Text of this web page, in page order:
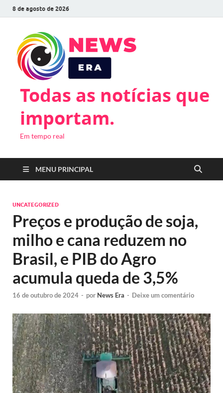
8 de agosto de 2026
Todas as notícias que
importam.
Em tempo real
MENU PRINCIPAL
UNCATEGORIZED
Preços e produção de soja,
milho e cana reduzem no
Brasil, e PIB do Agro
acumula queda de 3,5%
16 de outubro de 2024 - por News Era - Deixe um comentário